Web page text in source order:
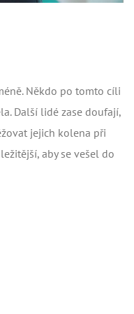
Někdo po tomto cíli
Další lidé zase doufají,
jejich kolena při
aby se vešel do